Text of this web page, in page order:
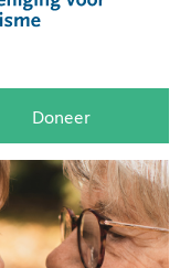
Doneer